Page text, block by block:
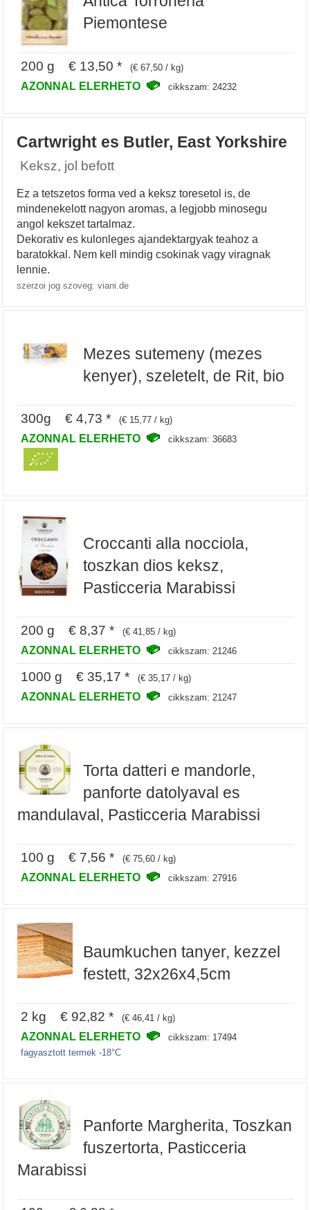
Piemontese
200 g € 13,50 * (€ 67,50 / kg)
AZONNAL ELERHETO cikkszam: 24232
Cartwright es Butler, East Yorkshire
Keksz, jol befott
Ez a tetszetos forma ved a keksz toresetol is, de
mindenekelott nagyon aromas, a legjobb minosegu
angol kekszet tartalmaz.
Dekorativ es kulonleges ajandektargyak teahoz a
baratokkal. Nem kell mindig csokinak vagy viragnak
lennie.
szerzoi jog szoveg: viani.de
Mezes sutemeny (mezes
kenyer), szeletelt, de Rit, bio
300g € 4,73 * (€ 15,77 / kg)
AZONNAL ELERHETO cikkszam: 36683
Croccanti alla nocciola,
toszkan dios keksz,
Pasticceria Marabissi
200 g € 8,37 * (€ 41,85 / kg)
AZONNAL ELERHETO cikkszam: 21246
1000 g € 35,17 * (€ 35,17 / kg)
AZONNAL ELERHETO cikkszam: 21247
Torta datteri e mandorle,
panforte datolyaval es
mandulaval, Pasticceria Marabissi
100 g € 7,56 * (€ 75,60 / kg)
AZONNAL ELERHETO cikkszam: 27916
Baumkuchen tanyer, kezzel
festett, 32x26x4,5cm
2 kg € 92,82 * (€ 46,41 / kg)
AZONNAL ELERHETO
cikkszam: 17494
fagyasztott termek -18°C
Panforte Margherita, Toszkan
fuszertorta, Pasticceria
Marabissi